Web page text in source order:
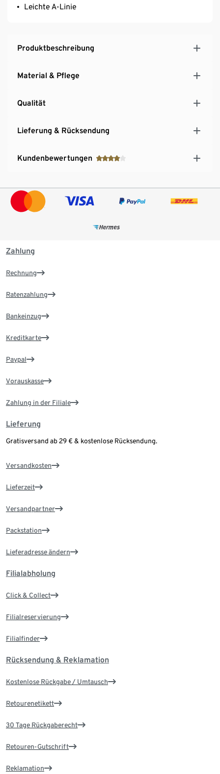
Leichte A-Linie
Produktbeschreibung
Material & Pflege
Qualität
Lieferung & Rücksendung
Kundenbewertungen
Zahlung
Rechnung
Ratenzahlung
Bankeinzug
Kreditkarte
Paypal
Vorauskasse
Zahlung in der Filiale
Lieferung
Gratisversand ab 29 € & kostenlose Rücksendung.
Versandkosten
Lieferzeit
Versandpartner
Packstation
Lieferadresse ändern
Filialabholung
Click & Collect
Filialreservierung
Filialfinder
Rücksendung & Reklamation
Kostenlose Rückgabe / Umtausch
Retourenetikett
30 Tage Rückgaberecht
Retouren-Gutschrift
Reklamation